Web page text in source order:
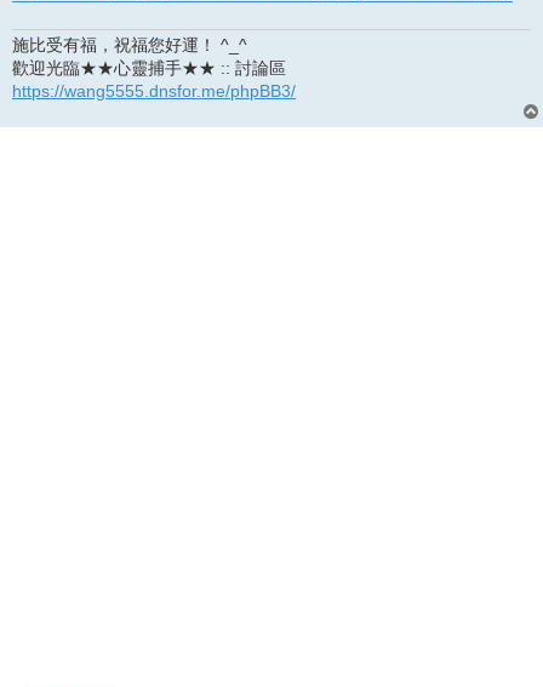
施比受有福，祝福您好運！ ^_^
歡迎光臨★★心靈捕手★★ :: 討論區
https://wang5555.dnsfor.me/phpBB3/